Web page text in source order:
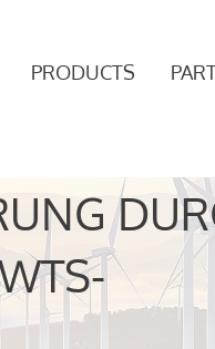
PRODUCTS